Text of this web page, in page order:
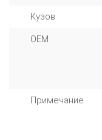
Кузов
OEM
Примечание